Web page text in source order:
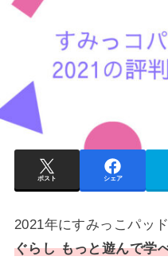
ポスト シェア
2021年にすみっこパッ
ぐらし もっと遊んで学